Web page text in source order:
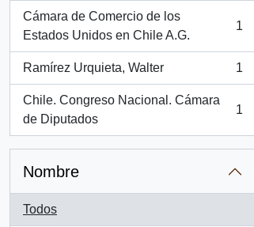
Cámara de Comercio de los
Estados Unidos en Chile A.G.
, 1 resultados
1
Ramírez Urquieta, Walter
, 1 resultados
1
Chile. Congreso Nacional. Cámara
de Diputados
, 1 resultados
1
Nombre
Todos